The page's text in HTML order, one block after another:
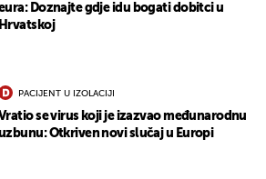
Doznajte gdje idu bogati dobitci u
Hrvatskoj
PACIJENT U IZOLACIJI
se virus koji je izazvao međunarodnu
Otkriven novi slučaj u Europi